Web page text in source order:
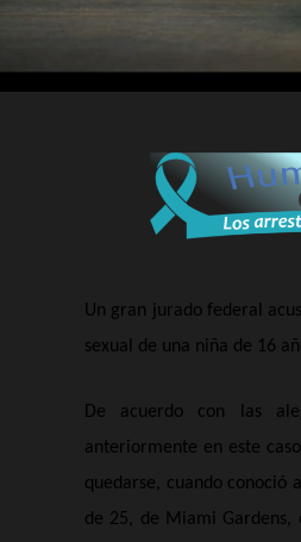
Un gran jurado federal
sexual de una niña de 16
De acuerdo con las
anteriormente en este
quedarse, cuando conoció
de 25, de Miami